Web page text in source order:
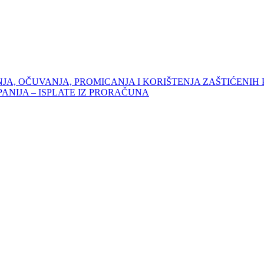
OČUVANJA, PROMICANJA I KORIŠTENJA ZAŠTIĆENIH
– ISPLATE IZ PRORAČUNA